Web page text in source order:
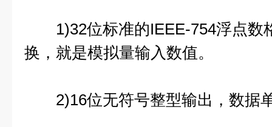
1)32位标准的IEEE-754浮点数
换，就是模拟量输入数值。
2)16位无符号整型输出，数据